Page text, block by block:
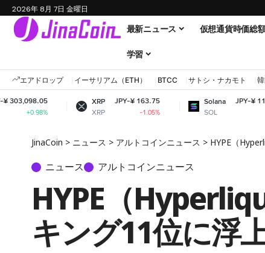
2026年 8月 7日 金曜日
最新ニュース 仮想通貨時価総
学習
エアドロップ イーサリアム（ETH） BTCC サトシ・ナカモト
XRP
XRP
JPY-¥ 163.75
-1.05%
Solana
SOL
JPY-¥ 11,647.32
JinaCoin > ニュース > アルトコインニュース > HYPE（
ニュース アルトコインニュース
HYPE（
キング11位に浮